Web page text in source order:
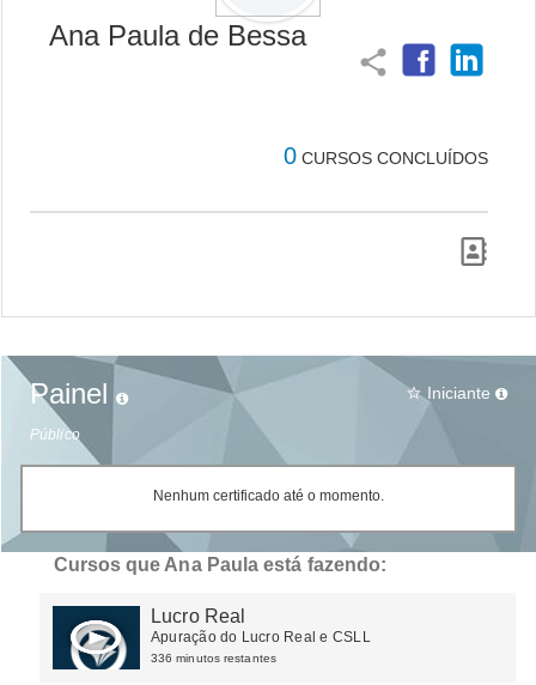
Ana Paula de Bessa
share
0 CURSOS CONCLUÍDOS
Painel
Público
star_border Iniciante
Nenhum certificado até o momento.
Cursos que Ana Paula está fazendo:
Lucro Real
Apuração do Lucro Real e CSLL
336 minutos restantes